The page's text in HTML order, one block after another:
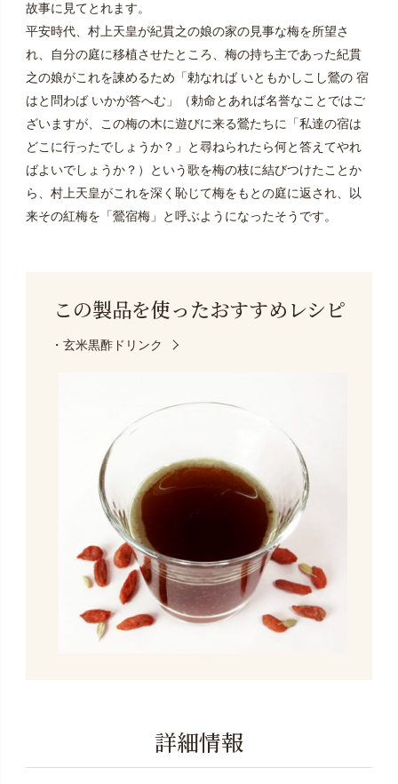
故事に見てとれます。
平安時代、村上天皇が紀貫之の娘の家の見事な梅を所望さ
れ、自分の庭に移植させたところ、梅の持ち主であった紀貫
之の娘がこれを諫めるため「勅なれば いともかしこし鶯の 宿
はと問わば いかが答へむ」（勅命とあれば名誉なことではご
ざいますが、この梅の木に遊びに来る鶯たちに「私達の宿は
どこに行ったでしょうか？」と尋ねられたら何と答えてやれ
ばよいでしょうか？）という歌を梅の枝に結びつけたことか
ら、村上天皇がこれを深く恥じて梅をもとの庭に返され、以
来その紅梅を「鶯宿梅」と呼ぶようになったそうです。
この製品を使ったおすすめレシピ
・玄米黒酢ドリンク
詳細情報